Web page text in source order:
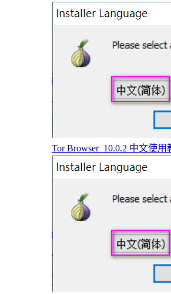
Tor Browser_10.0.2 中文使用